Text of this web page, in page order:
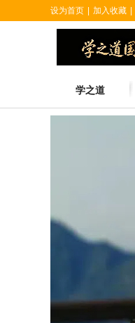
设为首页 加入收藏
学之道